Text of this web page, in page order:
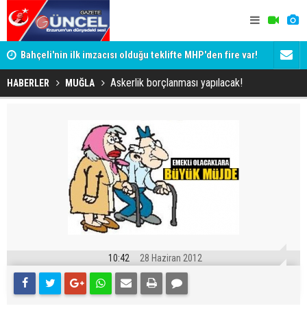
Bahçeli'nin ilk imzacısı olduğu teklifte MHP'den fire var!
İşte imzalamayan o isim
Siyaset-
HABERLER MUĞLA Askerlik borçlanması yapılacak!
10:42 28 Haziran 2012